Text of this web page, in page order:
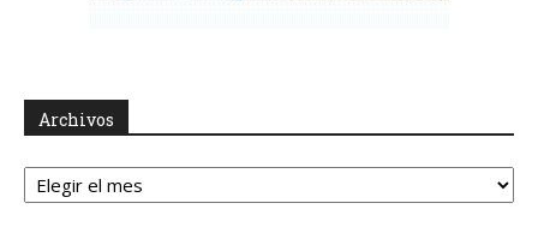
Archivos
Archivos